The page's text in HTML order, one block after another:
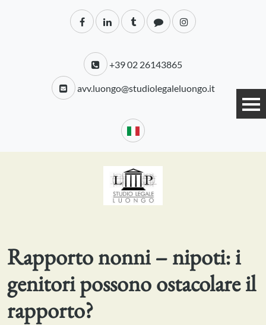
+39 02 26143865
avv.luongo@studiolegaleluongo.it
Rapporto nonni – nipoti: i
genitori possono ostacolare il
rapporto?